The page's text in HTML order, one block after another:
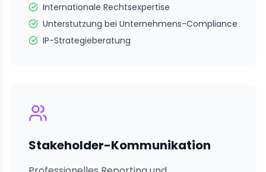
Internationale Rechtsexpertise
Unterstutzung bei Unternehmens-Compliance
IP-Strategieberatung
Stakeholder-Kommunikation